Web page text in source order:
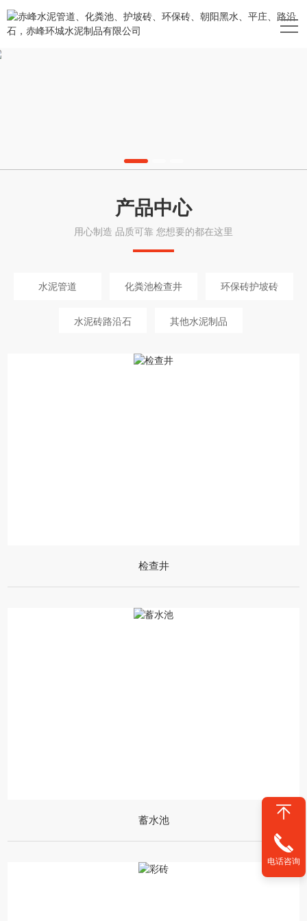
产品中心
用心制造 品质可靠 您想要的都在这里
水泥管道 化粪池检查井 环保砖护坡砖
水泥砖路沿石 其他水泥制品
检查井
蓄水池
电话咨询